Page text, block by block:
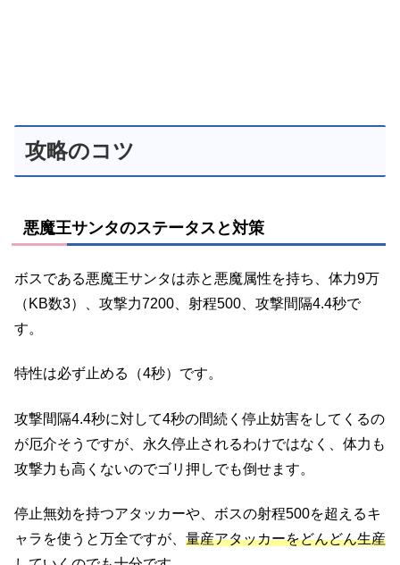
攻略のコツ
悪魔王サンタのステータスと対策
ボスである悪魔王サンタは赤と悪魔属性を持ち、体力9万
（KB数3）、攻撃力7200、射程500、攻撃間隔4.4秒で
す。
特性は必ず止める（4秒）です。
攻撃間隔4.4秒に対して4秒の間続く停止妨害をしてくるの
が厄介そうですが、永久停止されるわけではなく、体力も
攻撃力も高くないのでゴリ押しでも倒せます。
停止無効を持つアタッカーや、ボスの射程500を超えるキ
ャラを使うと万全ですが、 量産アタッカーをどんどん生産